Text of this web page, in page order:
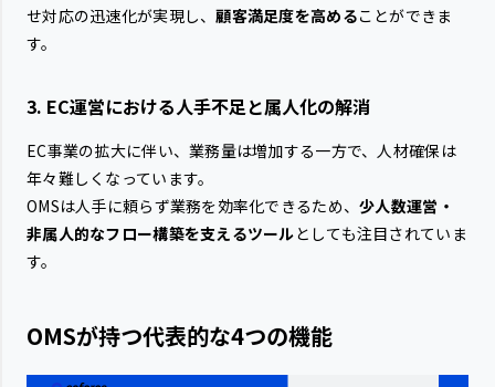
せ対応の迅速化が実現し、顧客満足度を高めることができま
す。
3. EC運営における人手不足と属人化の解消
EC事業の拡大に伴い、業務量は増加する一方で、人材確保は
年々難しくなっています。
OMSは人手に頼らず業務を効率化できるため、少人数運営・
非属人的なフロー構築を支えるツールとしても注目されていま
す。
OMSが持つ代表的な4つの機能